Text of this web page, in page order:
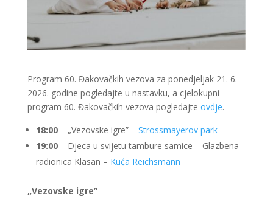
Program 60. Đakovačkih vezova za ponedjeljak 21. 6.
2026. godine pogledajte u nastavku, a cjelokupni
program 60. Đakovačkih vezova pogledajte ovdje.
18:00– „Vezovske igre” – Strossmayerov park
19:00– Djeca u svijetu tambure samice – Glazbena
radionica Klasan – Kuća Reichsmann
„Vezovske igre”